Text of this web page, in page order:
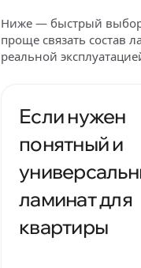
Ниже — быстрый выбор
проще связать состав
реальной
Если нужен
понятный и
ламинат для
квартиры